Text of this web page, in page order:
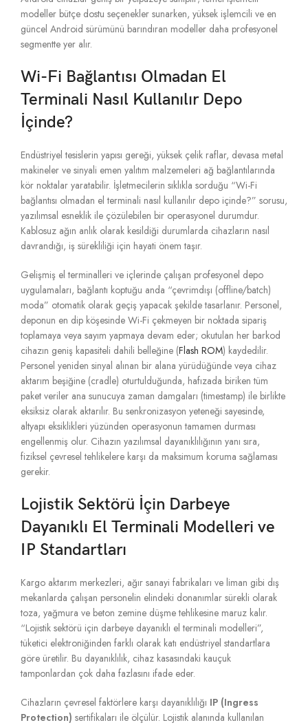
modeller bütçe dostu seçenekler sunarken, yüksek işlemcili ve en
güncel Android sürümünü barındıran modeller daha profesyonel
segmentte yer alır.
Wi-Fi Bağlantısı Olmadan El
Terminali Nasıl Kullanılır Depo
İçinde?
Endüstriyel tesislerin yapısı gereği, yüksek çelik raflar, devasa metal
makineler ve sinyali emen yalıtım malzemeleri ağ bağlantılarında
kör noktalar yaratabilir. İşletmecilerin sıklıkla sorduğu “Wi-Fi
bağlantısı olmadan el terminali nasıl kullanılır depo içinde?” sorusu,
yazılımsal esneklik ile çözülebilen bir operasyonel durumdur.
Kablosuz ağın anlık olarak kesildiği durumlarda cihazların nasıl
davrandığı, iş sürekliliği için hayati önem taşır.
Gelişmiş el terminalleri ve içlerinde çalışan profesyonel depo
uygulamaları, bağlantı koptuğu anda “çevrimdışı (offline/batch)
moda” otomatik olarak geçiş yapacak şekilde tasarlanır. Personel,
deponun en dip köşesinde Wi-Fi çekmeyen bir noktada sipariş
toplamaya veya sayım yapmaya devam eder; okutulan her barkod
cihazın geniş kapasiteli dahili belleğine (Flash ROM) kaydedilir.
Personel yeniden sinyal alınan bir alana yürüdüğünde veya cihaz
aktarım beşiğine (cradle) oturtulduğunda, hafızada biriken tüm
paket veriler ana sunucuya zaman damgaları (timestamp) ile birlikte
eksiksiz olarak aktarılır. Bu senkronizasyon yeteneği sayesinde,
altyapı eksiklikleri yüzünden operasyonun tamamen durması
engellenmiş olur. Cihazın yazılımsal dayanıklılığının yanı sıra,
fiziksel çevresel tehlikelere karşı da maksimum koruma sağlaması
gerekir.
Lojistik Sektörü İçin Darbeye
Dayanıklı El Terminali Modelleri ve
IP Standartları
Kargo aktarım merkezleri, ağır sanayi fabrikaları ve liman gibi dış
mekanlarda çalışan personelin elindeki donanımlar sürekli olarak
toza, yağmura ve beton zemine düşme tehlikesine maruz kalır.
“Lojistik sektörü için darbeye dayanıklı el terminali modelleri”,
tüketici elektroniğinden farklı olarak katı endüstriyel standartlara
göre üretilir. Bu dayanıklılık, cihaz kasasındaki kauçuk
tamponlardan çok daha fazlasını ifade eder.
Cihazların çevresel faktörlere karşı dayanıklılığı IP (Ingress
Protection) sertifikaları ile ölçülür. Lojistik alanında kullanılan